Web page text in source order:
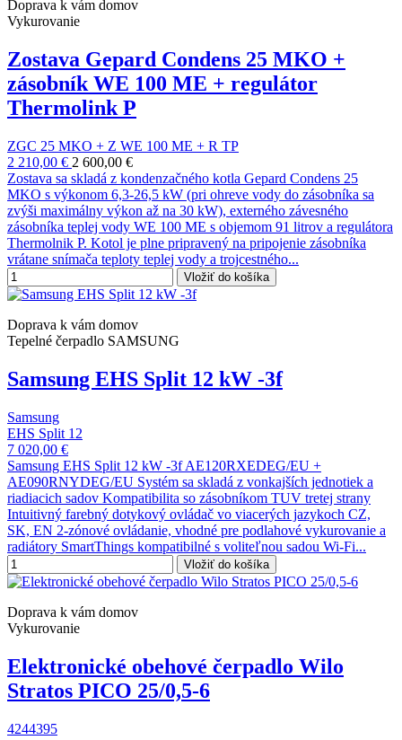
Doprava k vám domov
Vykurovanie
Zostava Gepard Condens 25 MKO +
zásobník WE 100 ME + regulátor
Thermolink P
ZGC 25 MKO + Z WE 100 ME + R TP
2 210,00 € 2 600,00 €
Zostava sa skladá z kondenzačného kotla Gepard Condens 25
MKO s výkonom 6,3-26,5 kW (pri ohreve vody do zásobníka sa
zvýši maximálny výkon až na 30 kW), externého závesného
zásobníka teplej vody WE 100 ME s objemom 91 litrov a regulátora
Thermolnik P. Kotol je plne pripravený na pripojenie zásobníka
vrátane snímača teploty teplej vody a trojcestného...
Vložiť do košíka
Doprava k vám domov
Tepelné čerpadlo SAMSUNG
Samsung EHS Split 12 kW -3f
Samsung
EHS Split 12
7 020,00 €
Samsung EHS Split 12 kW -3f AE120RXEDEG/EU +
AE090RNYDEG/EU Systém sa skladá z vonkajších jednotiek a
riadiacich sadov Kompatibilita so zásobníkom TUV tretej strany
Intuitivný farebný dotykový ovládač vo viacerých jazykoch CZ,
SK, EN 2-zónové ovládanie, vhodné pre podlahové vykurovanie a
radiátory SmartThings kompatibilné s voliteľnou sadou Wi-Fi...
Vložiť do košíka
Doprava k vám domov
Vykurovanie
Elektronické obehové čerpadlo Wilo
Stratos PICO 25/0,5-6
4244395